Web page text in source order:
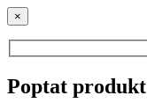
×
Poptat produkt